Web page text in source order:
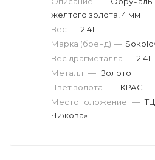
желтого золота, 4 мм
Вес драгметалла — 2.41
Марка (бренд) —
Вес — 2.41
Металл — Золото
Цвет золота — КРАС
Местоположение —
Чижова»